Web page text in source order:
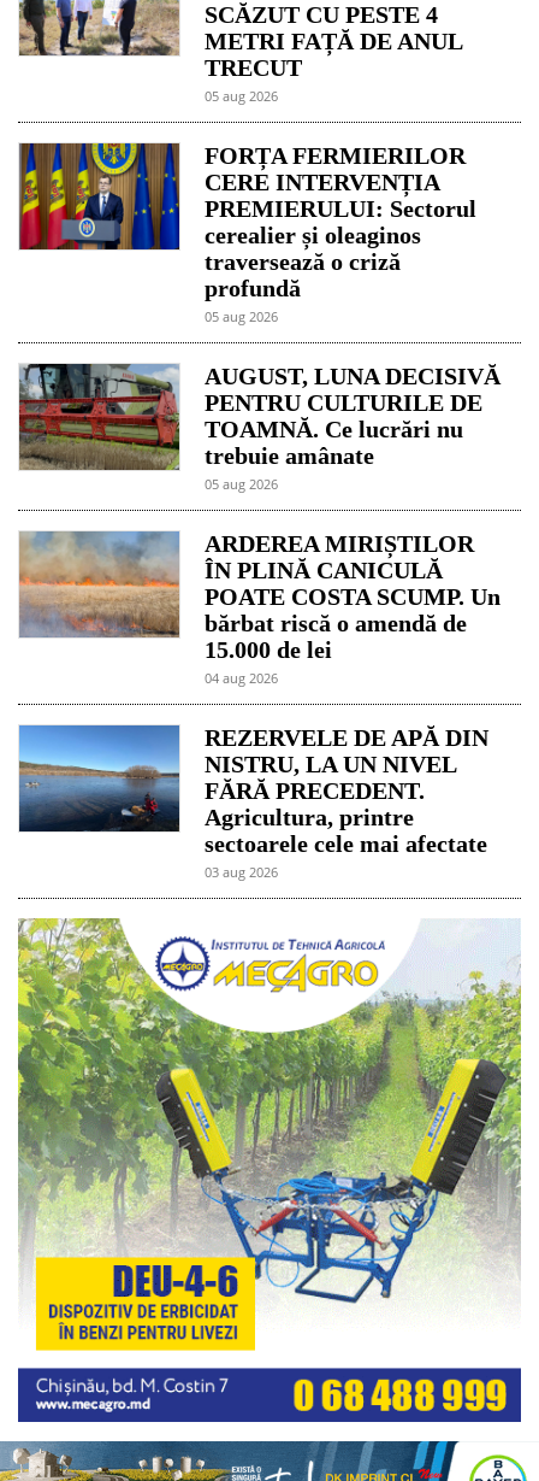
SCĂZUT CU PESTE 4
METRI FAȚĂ DE ANUL
TRECUT
05 aug 2026
FORȚA FERMIERILOR
CERE INTERVENȚIA
PREMIERULUI: Sectorul
cerealier și oleaginos
traversează o criză
profundă
05 aug 2026
AUGUST, LUNA DECISIVĂ
PENTRU CULTURILE DE
TOAMNĂ. Ce lucrări nu
trebuie amânate
05 aug 2026
ARDEREA MIRIȘTILOR
ÎN PLINĂ CANICULĂ
POATE COSTA SCUMP. Un
bărbat riscă o amendă de
15.000 de lei
04 aug 2026
REZERVELE DE APĂ DIN
NISTRU, LA UN NIVEL
FĂRĂ PRECEDENT.
Agricultura, printre
sectoarele cele mai afectate
03 aug 2026